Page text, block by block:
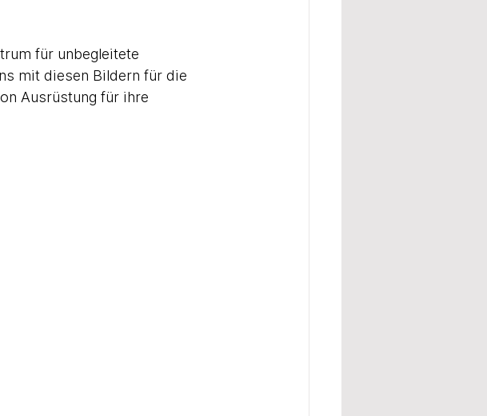
für unbegleitete
mit diesen Bildern für die
Ausrüstung für ihre